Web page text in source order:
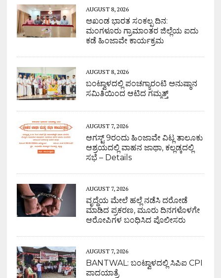
AUGUST 8, 2026
ಅಖಂಡ ಭಾರತ ಸಂಕಲ್ಪ ದಿನ:
ಮಂಗಳೂರು ಗ್ರಾಮಾಂತರ ಜಿಲ್ಲೆಯ ಐದು
ಕಡೆ ಹಿಂಜಾವೇ ಕಾರ್ಯಕ್ರಮ
AUGUST 8, 2026
ಬಂಟ್ವಾಳದಲ್ಲಿ ಪಂಚಗ್ಯಾರಂಟಿ ಅನುಷ್ಠಾನ
ಸಮಿತಿಯಿಂದ ಆಟಿದ ಗಮ್ಮತ್ತ್
AUGUST 7, 2026
ಆಗಸ್ಟ್ 9ರಂದು ಹಿಂಜಾವೇ ವಿಟ್ಲ ತಾಲೂಕು
ಆಶ್ರಯದಲ್ಲಿ ವಾಹನ ಜಾಥಾ, ಕಲ್ಲಡ್ಕದಲ್ಲಿ
ಸಭೆ – Details
AUGUST 7, 2026
ವೃದ್ಧೆಯ ಮೇಲೆ ಹಲ್ಲೆ ನಡೆಸಿ ದರೋಡೆ
ಮಾಡಿದ ಪ್ರಕರಣ, ಮೂರು ದಿನಗಳೊಳಗೇ
ಆರೋಪಿಗಳ ಬಂಧಿಸಿದ ಪೊಲೀಸರು
AUGUST 7, 2026
BANTWAL: ಬಂಟ್ವಾಳದಲ್ಲಿ ಸಿಪಿಐ CPI
ಪಾದಯಾತ್ರೆ